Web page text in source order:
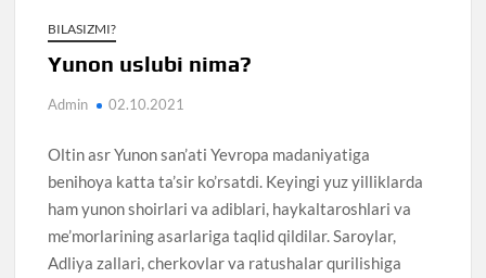
BILASIZMI?
Yunon uslubi nima?
Admin 02.10.2021
Oltin asr Yunon san’ati Yevropa madaniyatiga
benihoya katta ta’sir ko’rsatdi. Keyingi yuz yilliklarda
ham yunon shoirlari va adiblari, haykaltaroshlari va
me’morlarining asarlariga taqlid qildilar. Saroylar,
Adliya zallari, cherkovlar va ratushalar qurilishiga